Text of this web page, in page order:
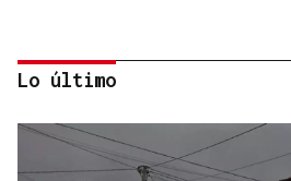
Lo último